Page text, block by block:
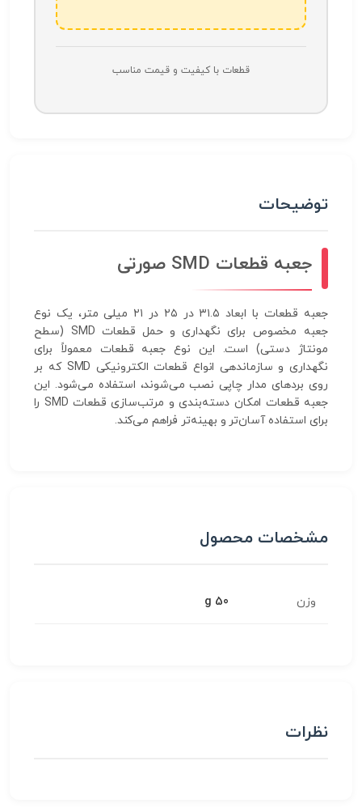
قطعات با کیفیت و قیمت مناسب
توضیحات
جعبه قطعات SMD صورتی
جعبه قطعات با ابعاد ۳۱.۵ در ۲۵ در ۲۱ میلی متر، یک نوع
جعبه مخصوص برای نگهداری و حمل قطعات SMD (سطح
مونتاژ دستی) است. این نوع جعبه قطعات معمولاً برای
نگهداری و سازماندهی انواع قطعات الکترونیکی SMD که بر
روی برد‌های مدار چاپی نصب می‌شوند، استفاده می‌شود. این
جعبه قطعات امکان دسته‌بندی و مرتب‌سازی قطعات SMD را
برای استفاده آسان‌تر و بهینه‌تر فراهم می‌کند.
مشخصات محصول
وزن 50 g
نظرات